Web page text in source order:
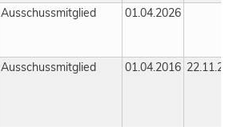
Ausschussmitglied 01.04.2026
Ausschussmitglied 01.04.2016